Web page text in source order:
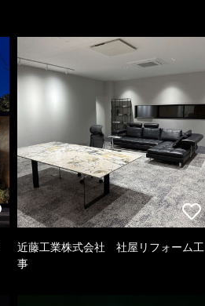
近藤工業株式会社 社屋リフォーム工
事